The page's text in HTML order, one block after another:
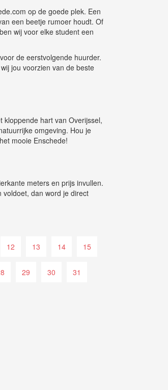
op de goede plek. Een
een beetje rumoer houdt. Of
wij voor elke student een
de eerstvolgende huurder.
jou voorzien van de beste
kloppende hart van Overijssel,
omgeving. Hou je
mooie Enschede!
meters en prijs invullen.
voldoet, dan word je direct
12 13 14 15
29 30 31